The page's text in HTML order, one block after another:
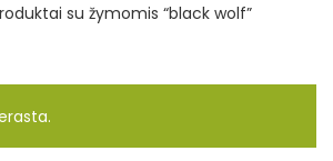
su žymomis “black wolf”